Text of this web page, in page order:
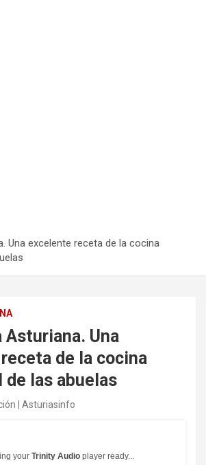
Una excelente receta de la cocina
Asturiana. Una
de la cocina
las abuelas
| Asturiasinfo
your Trinity Audio player ready...